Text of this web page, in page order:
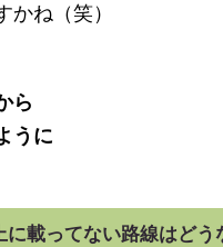
かね（笑）
ら
うに
に載ってない路線はどう